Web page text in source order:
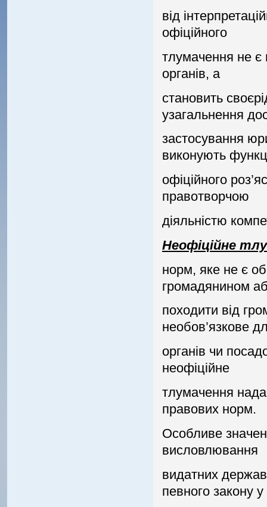
вiд
офiцiйного
тлумачення не є
органiв, а
становить
узагальнення
застосування
виконують
офiцiйного
правотворчою
дiяльнiстю
Неофiцiйне
норм, яке не є
громадянином
походити вiд
необов’язкове
органiв чи
неофiцiйне
тлумачення
правових норм.
Особливе
висловлювання
видатних
певного закону у